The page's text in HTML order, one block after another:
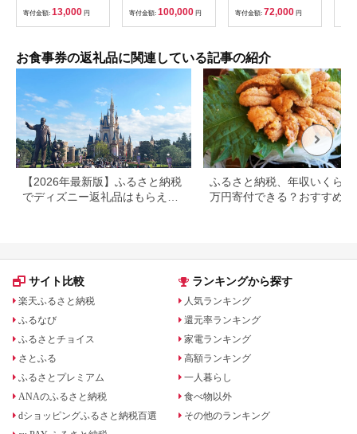
寄付金額: 13,000 円 寄付金額: 100,000 円 寄付金額: 72,000 円
お食事券の返礼品に関連している記事の紹介
【2026年最新版】ふるさと納税
でディズニー返礼品はもらえ
ふるさと納税、年収いくらで
万円寄付できる？おすすめ返
サイト比較
楽天ふるさと納税
ふるなび
ふるさとチョイス
さとふる
ふるさとプレミアム
ANAのふるさと納税
dショッピングふるさと納税百選
ランキングから探す
人気ランキング
還元率ランキング
家電ランキング
高額ランキング
一人暮らし
食べ物以外
その他のランキング